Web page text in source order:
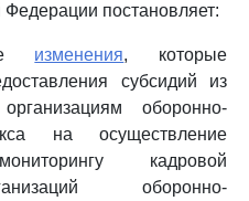
Федерации постановляет:
изменения, которые
субсидий из
оборонно-
на осуществление
кадровой
оборонно-